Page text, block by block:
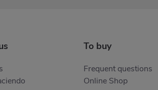
To buy
Frequent questions
Online Shop